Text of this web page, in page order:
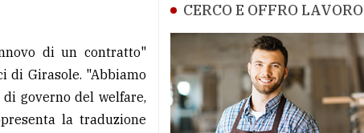
di un contratto"
di Girasole. "Abbiamo
governo del welfare,
la traduzione
CERCO E OFFRO LAVORO